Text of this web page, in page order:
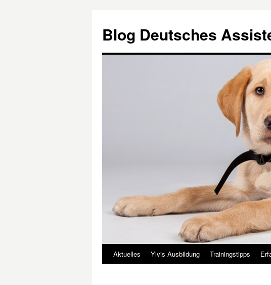
Blog Deutsches
Springe
Aktuelles Ylvis Ausbildung Trainingstipps